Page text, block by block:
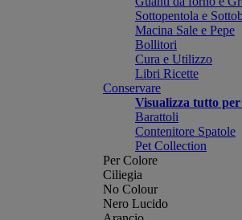
Sottopentola e
Macina Sale e Pepe
Bollitori
Cura e Utilizzo
Libri Ricette
Conservare
Visualizza tutto
Barattoli
Contenitore Spatole
Pet Collection
Per Colore
Ciliegia
No Colour
Nero Lucido